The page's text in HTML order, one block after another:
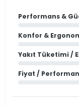
Performans &
Konfor &
Yakıt Tüketimi /
Fiyat /